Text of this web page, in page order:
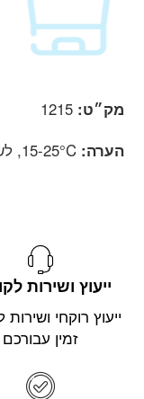
מק״ט:1215
הערה:15-25°C, לשימוש חיצוני בלבד
ייעוץ ושירות
ייעוץ רוקחי ושירות
זמין עבורכם